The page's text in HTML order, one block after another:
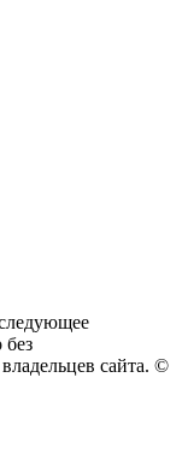
сайта. ©